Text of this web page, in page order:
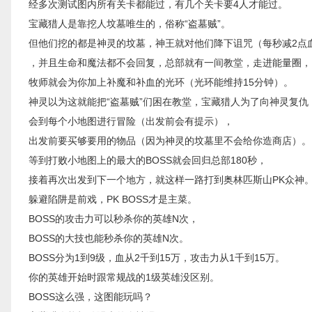
经多次测试图内所有关卡都能过，有几个关卡要4人才能过。
宝藏猎人是靠挖人坟墓唯生的，俗称“盗墓贼”。
但他们挖的都是神灵的坟墓，神王就对他们降下诅咒（每秒减2点
，并且生命和魔法都不会回复，总部就有一间教堂，走进能量圈，
牧师就会为你加上补魔和补血的光环（光环能维持15分钟）。
神灵以为这就能把“盗墓贼”们困在教堂，宝藏猎人为了向神灵复仇
会到每个小地图进行冒险（出发前会有提示），
出发前要买够要用的物品（因为神灵的坟墓里不会给你造商店）。
等到打败小地图上的最大的BOSS就会回归总部180秒，
接着再次出发到下一个地方，就这样一路打到奥林匹斯山PK众神。
躲避陷阱是前戏，PK BOSS才是主菜。
BOSS的攻击力可以秒杀你的英雄N次，
BOSS的大技也能秒杀你的英雄N次。
BOSS分为1到9级，血从2千到15万，攻击力从1千到15万。
你的英雄开始时跟常规战的1级英雄没区别。
BOSS这么强，这图能玩吗？